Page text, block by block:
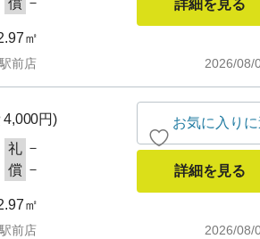
償
㎡
2026/08/
前店
詳細を見る
4,000円)
礼 －
償 －
㎡
2026/08/
前店
お気に入り
詳細を見る